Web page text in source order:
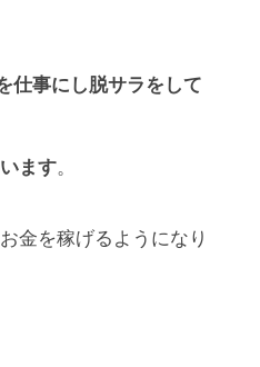
仕事にし脱サラをして
ます。
金を稼げるようになり